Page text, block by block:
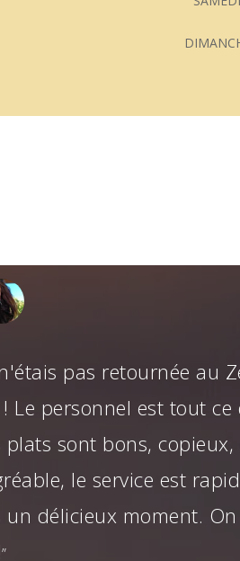
pas retournée au
Le personnel est tout
sont bons,
le service est
délicieux moment.
”